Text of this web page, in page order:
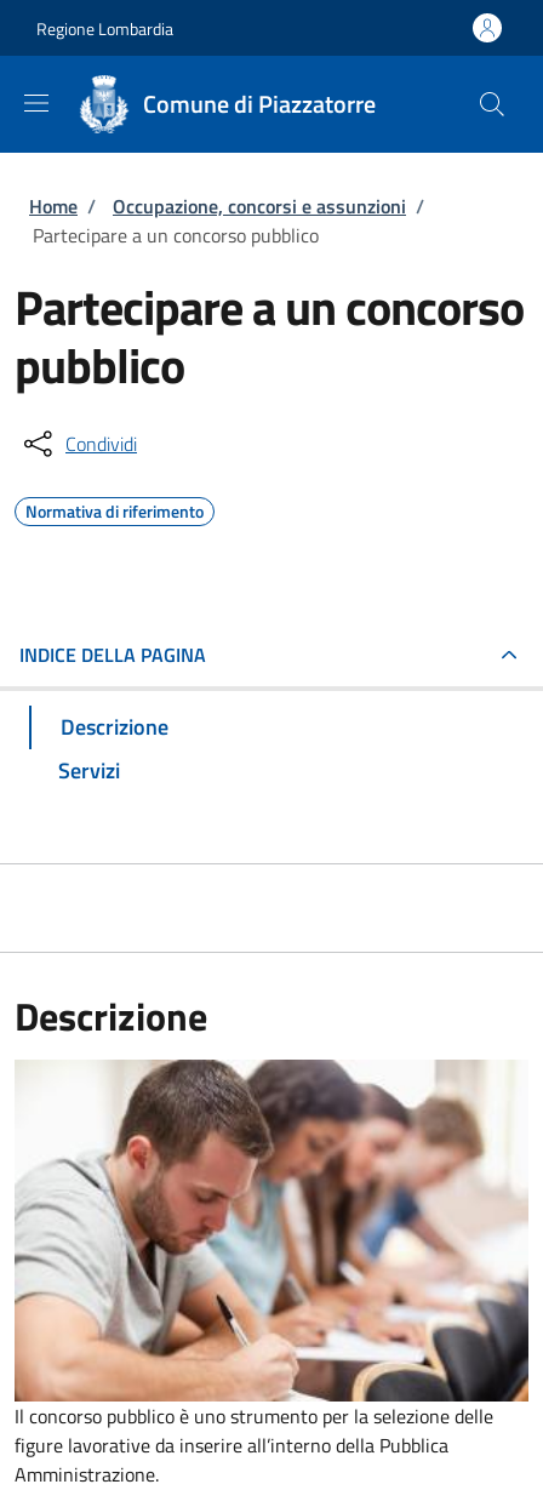
Regione Lombardia
Comune di Piazzatorre
Briciole di pane
Home / Occupazione, concorsi e assunzioni /
Partecipare a un concorso pubblico
Partecipare a un concorso
pubblico
Condividi
Normativa di riferimento
INDICE DELLA PAGINA
Descrizione
Servizi
Descrizione
Il concorso pubblico è uno strumento per la selezione delle
figure lavorative da inserire all’interno della Pubblica
Amministrazione.